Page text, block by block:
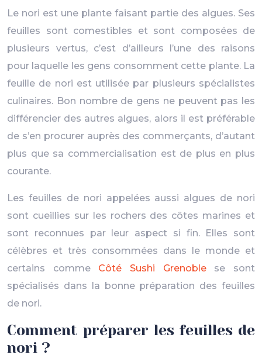
Le nori est une plante faisant partie des algues. Ses
feuilles sont comestibles et sont composées de
plusieurs vertus, c’est d’ailleurs l’une des raisons
pour laquelle les gens consomment cette plante. La
feuille de nori est utilisée par plusieurs spécialistes
culinaires. Bon nombre de gens ne peuvent pas les
différencier des autres algues, alors il est préférable
de s’en procurer auprès des commerçants, d’autant
plus que sa commercialisation est de plus en plus
courante.
Les feuilles de nori appelées aussi algues de nori
sont cueillies sur les rochers des côtes marines et
sont reconnues par leur aspect si fin. Elles sont
célèbres et très consommées dans le monde et
certains comme Côté Sushi Grenoblese sont
spécialisés dans la bonne préparation des feuilles
de nori.
Comment préparer les feuilles de
nori ?